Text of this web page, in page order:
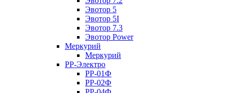
Эвотор 5
Эвотор 5I
Эвотор 7.3
Эвотор Power
Меркурий
Меркурий
РР-Электро
РР-01Ф
РР-02Ф